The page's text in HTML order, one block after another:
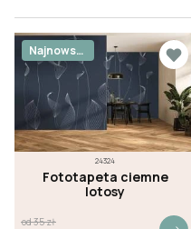
24324
Fototapeta ciemne
lotosy
Najnowsz
e
od35zł